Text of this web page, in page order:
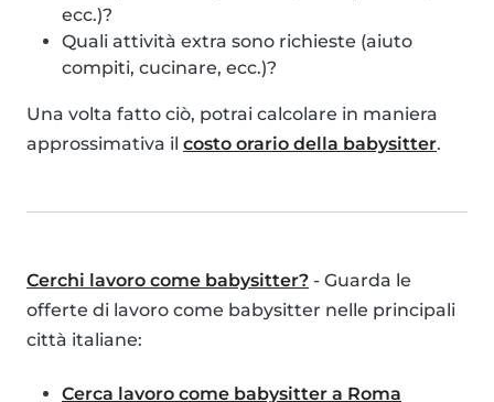
ecc.)?
Quali attività extra sono richieste (aiuto
compiti, cucinare, ecc.)?
Una volta fatto ciò, potrai calcolare in maniera
approssimativa il costo orario della babysitter.
Cerchi lavoro come babysitter? - Guarda le
offerte di lavoro come babysitter nelle principali
città italiane:
Cerca lavoro come babysitter a Roma